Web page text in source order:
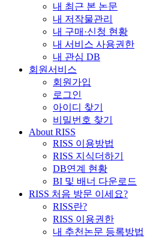
내 최근 본 논문
내 저작물관리
내 구매·신청 현황
내 서비스 사용권한
내 관심 DB
회원서비스
회원가입
로그인
아이디 찾기
비밀번호 찾기
About RISS
RISS 이용방법
RISS 지식더하기
DB연계 현황
BI 및 배너 다운로드
RISS 처음 방문 이세요?
RISS란?
RISS 이용권한
내 추천논문 등록방법